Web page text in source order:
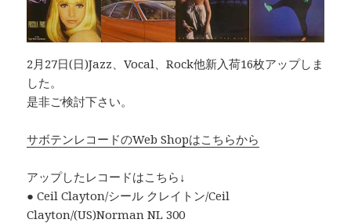
2月27日(日)Jazz、Vocal、Rock他新入荷16枚アップしま
した。
是非ご検討下さい。
サボテンレコードのWeb Shopはこちらから
アップしたレコードはこちら↓
● Ceil Clayton/シール クレイトン/Ceil
Clayton/(US)Norman NL 300